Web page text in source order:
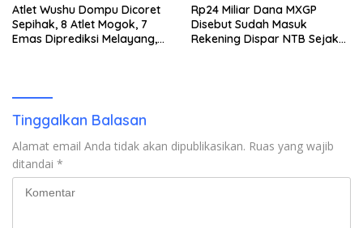
Atlet Wushu Dompu Dicoret
Sepihak, 8 Atlet Mogok, 7
Emas Diprediksi Melayang,
Rp24 Miliar Dana MXGP
Disebut Sudah Masuk
Rekening Dispar NTB Sejak
Tinggalkan Balasan
Alamat email Anda tidak akan dipublikasikan. Ruas yang wajib
ditandai *